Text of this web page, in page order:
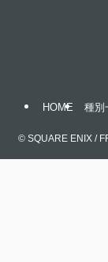
HOME 種別
©SQUARE ENIX /